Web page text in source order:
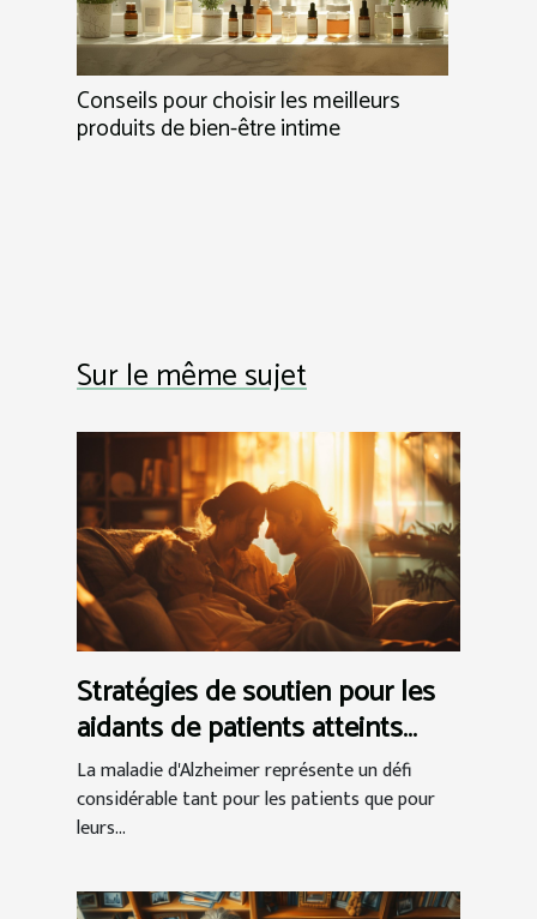
Conseils pour choisir les meilleurs
produits de bien-être intime
Sur le même sujet
Stratégies de soutien pour les
aidants de patients atteints
d'Alzheimer
La maladie d'Alzheimer représente un défi
considérable tant pour les patients que pour
leurs...